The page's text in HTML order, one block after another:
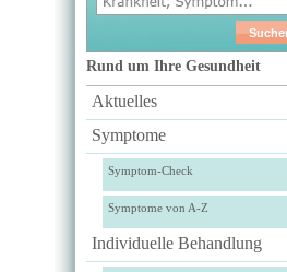
Rund um Ihre Gesundheit
Aktuelles
Symptome
Symptom-Check
Symptome von A-Z
Individuelle Behandlung